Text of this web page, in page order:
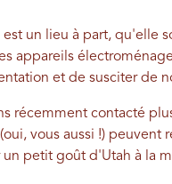
est un lieu à part, qu'elle
appareils
et de susciter de
récemment contacté
vous aussi !) peuvent
un petit goût d'Utah à la